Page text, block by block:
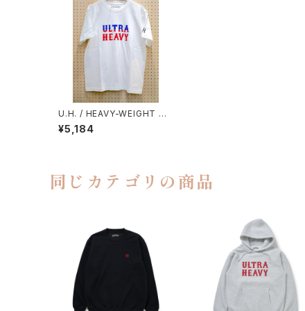
U.H. / HEAVY-WEIGHT TE
E（LOGO）
¥5,184
同じカテゴリの商品